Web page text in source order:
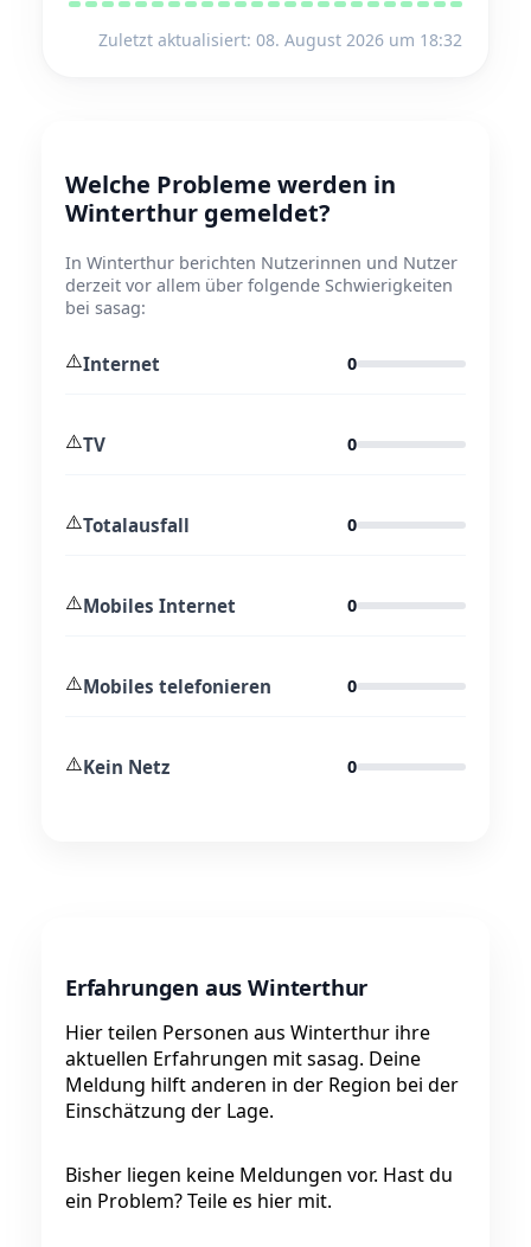
Zuletzt aktualisiert: 08. August 2026 um 18:32
Welche Probleme werden in
Winterthur gemeldet?
In Winterthur berichten Nutzerinnen und Nutzer
derzeit vor allem über folgende Schwierigkeiten
bei sasag:
⚠️Internet 0
⚠️TV 0
⚠️Totalausfall 0
⚠️Mobiles Internet 0
⚠️Mobiles telefonieren 0
⚠️Kein Netz 0
Erfahrungen aus Winterthur
Hier teilen Personen aus Winterthur ihre
aktuellen Erfahrungen mit sasag. Deine
Meldung hilft anderen in der Region bei der
Einschätzung der Lage.
Bisher liegen keine Meldungen vor. Hast du
ein Problem? Teile es hier mit.